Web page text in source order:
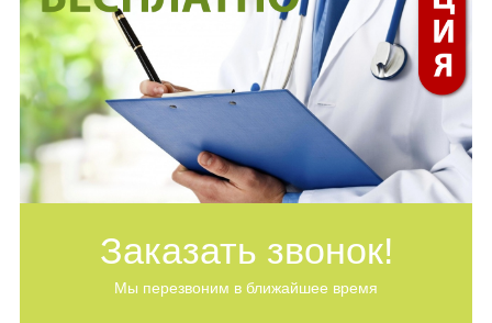
Заказать звонок!
Мы перезвоним в ближайшее время